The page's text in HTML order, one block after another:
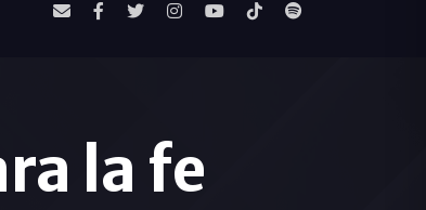
la fe